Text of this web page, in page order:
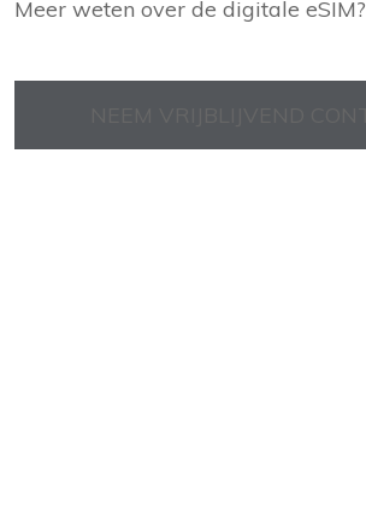
Meer weten over de digitale eSIM?